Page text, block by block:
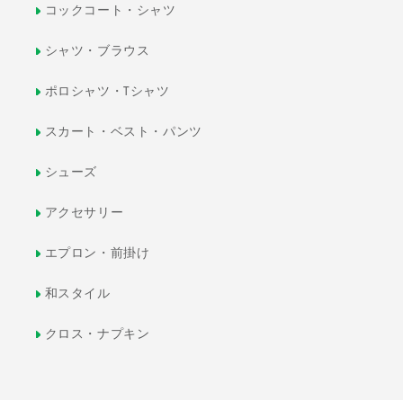
コックコート・シャツ
シャツ・ブラウス
ポロシャツ・Tシャツ
スカート・ベスト・パンツ
シューズ
アクセサリー
エプロン・前掛け
和スタイル
クロス・ナプキン